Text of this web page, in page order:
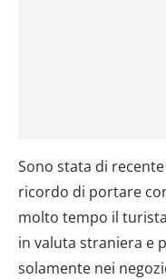
Sono stata di recente
ricordo di portare
molto tempo il
in valuta straniera e
solamente nei